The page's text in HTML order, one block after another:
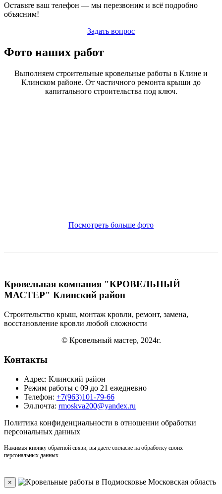
Оставьте ваш телефон — мы перезвоним и всё подробно
объясним!
Задать вопрос
Фото наших работ
Выполняем строительные кровельные работы в Клине и
Клинском районе. От частичного ремонта крыши до
капитального строительства под ключ.
Посмотреть больше фото
Кровельная компания "КРОВЕЛЬНЫЙ
МАСТЕР" Клинский район
Строительство крыш, монтаж кровли, ремонт, замена,
восстановление кровли любой сложности
© Кровельный мастер, 2024г.
Контакты
Адрес: Клинский район
Режим работы с 09 до 21 ежедневно
Телефон: +7(963)101-79-66
Эл.почта: rmoskva200@yandex.ru
Политика конфиденциальности в отношении обработки
персональных данных
Нажимая кнопку обратной связи, вы даете согласие на обработку своих
персональных данных
×